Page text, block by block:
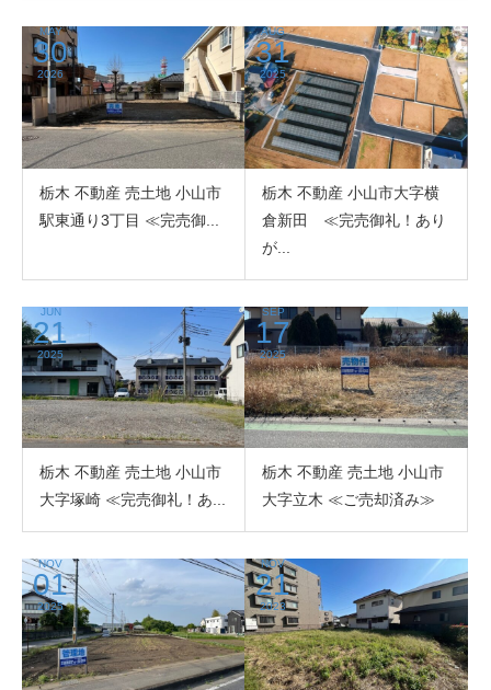
MAY
30
2026
栃木 不動産 売土地 小山市
駅東通り3丁目 ≪完売御...
AUG
31
2025
栃木 不動産 小山市大字横
倉新田 ≪完売御礼！あり
が...
JUN
21
2025
栃木 不動産 売土地 小山市
大字塚崎 ≪完売御礼！あ...
SEP
17
2025
栃木 不動産 売土地 小山市
大字立木 ≪ご売却済み≫
NOV
01
2025
NOV
21
2023